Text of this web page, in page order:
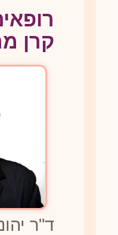
קרן
ד"ר